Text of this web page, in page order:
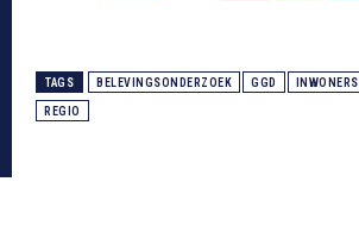
TAGS BELEVINGSONDERZOEK GGD INWONERS
REGIO